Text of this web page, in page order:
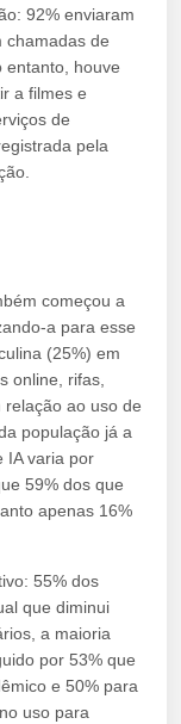
92% enviaram
chamadas de
entanto, houve
a filmes e
de
pela
começou a
a para esse
(25%) em
online, rifas,
ao uso de
população já a
IA varia por
59% dos que
apenas 16%
55% dos
que diminui
a maioria
por 53% que
e 50% para
uso para